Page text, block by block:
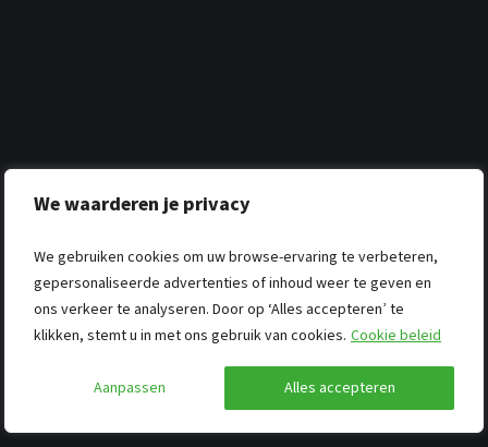
We waarderen je privacy
We gebruiken cookies om uw browse-ervaring te verbeteren,
gepersonaliseerde advertenties of inhoud weer te geven en
ons verkeer te analyseren. Door op ‘Alles accepteren’ te
klikken, stemt u in met ons gebruik van cookies. Cookie beleid
Aanpassen Alles accepteren